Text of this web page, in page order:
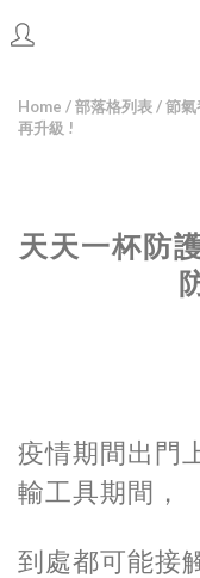
Home /部落格列表/節氣
再升級 !
天天一杯防
疫情期間出門
輸工具期間，
到處都可能接